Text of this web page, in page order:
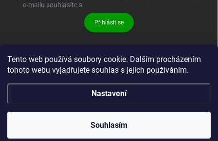
Tento web používá soubory cookie. Dalším procházením
tohoto webu vyjadřujete souhlas s jejich používáním.
Nastavení
Souhlasím
e-mailu souhlasíte s
Přihlásit se
Brandit-store.cz . Všechna práva vyhrazena.